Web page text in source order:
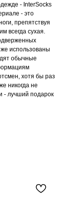
- InterSocks
- это
препятствуя
всегда сухая.
использованы
обычные
хотя бы раз
никогда не
- лучший подарок